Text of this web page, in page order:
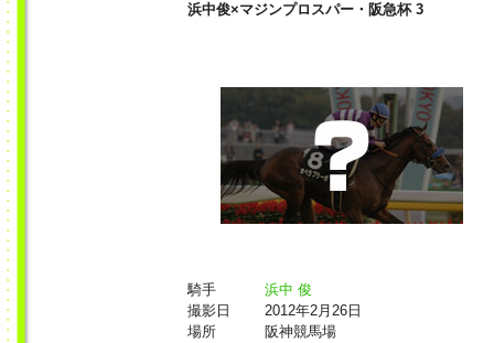
浜中俊×マジンプロスパー・阪急杯 3
騎手
浜中 俊
撮影日
2012年2月26日
場所
阪神競馬場